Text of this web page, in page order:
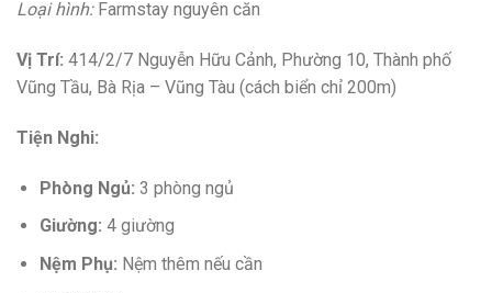
Loại hình:Farmstay nguyên căn
Vị Trí: 414/2/7 Nguyễn Hữu Cảnh, Phường 10, Thành phố
Vũng Tầu, Bà Rịa – Vũng Tàu (cách biển chỉ 200m)
Tiện Nghi:
Phòng Ngủ: 3 phòng ngủ
Giường: 4 giường
Nệm Phụ: Nệm thêm nếu cần